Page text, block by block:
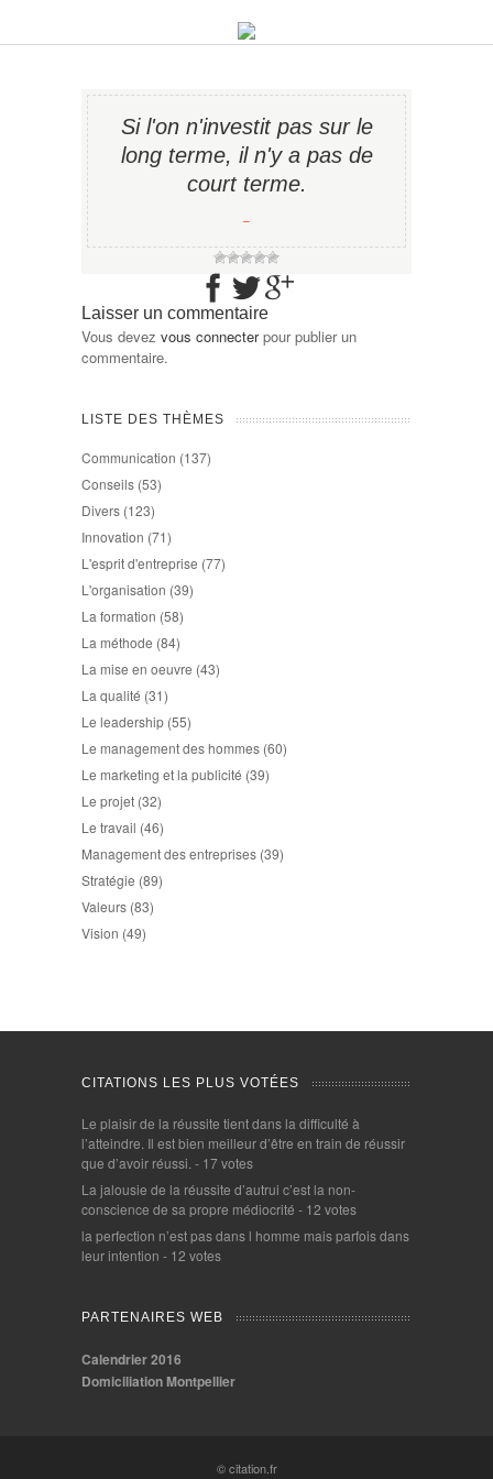
Si l'on n'investit pas sur le
long terme, il n'y a pas de
court terme.
−
Laisser un commentaire
Vous devez vous connecterpour publier un
commentaire.
LISTE DES THÈMES
Communication (137)
Conseils (53)
Divers (123)
Innovation (71)
L'esprit d'entreprise (77)
L'organisation (39)
La formation (58)
La méthode (84)
La mise en oeuvre (43)
La qualité (31)
Le leadership (55)
Le management des hommes (60)
Le marketing et la publicité (39)
Le projet (32)
Le travail (46)
Management des entreprises (39)
Stratégie (89)
Valeurs (83)
Vision (49)
CITATIONS LES PLUS VOTÉES
Le plaisir de la réussite tient dans la difficulté à
l’atteindre. Il est bien meilleur d’être en train de réussir
que d’avoir réussi. - 17 votes
La jalousie de la réussite d’autrui c’est la non-
conscience de sa propre médiocrité - 12 votes
la perfection n’est pas dans l homme mais parfois dans
leur intention - 12 votes
PARTENAIRES WEB
Calendrier 2016
Domiciliation Montpellier
© citation.fr